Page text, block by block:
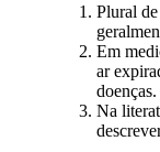
Plural
Em
ar
doenças.
Na